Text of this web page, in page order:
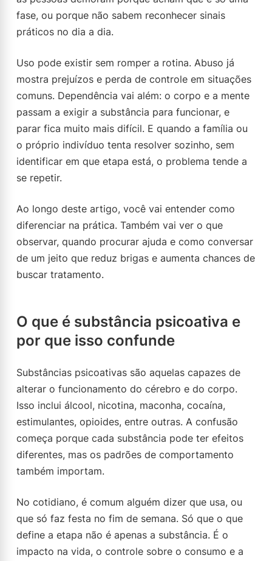
fase, ou porque não sabem reconhecer sinais
práticos no dia a dia.
Uso pode existir sem romper a rotina. Abuso já
mostra prejuízos e perda de controle em situações
comuns. Dependência vai além: o corpo e a mente
passam a exigir a substância para funcionar, e
parar fica muito mais difícil. E quando a família ou
o próprio indivíduo tenta resolver sozinho, sem
identificar em que etapa está, o problema tende a
se repetir.
Ao longo deste artigo, você vai entender como
diferenciar na prática. Também vai ver o que
observar, quando procurar ajuda e como conversar
de um jeito que reduz brigas e aumenta chances de
buscar tratamento.
O que é substância psicoativa e
por que isso confunde
Substâncias psicoativas são aquelas capazes de
alterar o funcionamento do cérebro e do corpo.
Isso inclui álcool, nicotina, maconha, cocaína,
estimulantes, opioides, entre outras. A confusão
começa porque cada substância pode ter efeitos
diferentes, mas os padrões de comportamento
também importam.
No cotidiano, é comum alguém dizer que usa, ou
que só faz festa no fim de semana. Só que o que
define a etapa não é apenas a substância. É o
impacto na vida, o controle sobre o consumo e a